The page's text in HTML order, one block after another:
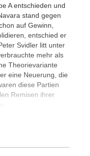
A entschieden und
stand gegen
auf Gewinn,
entschied er
Svidler litt unter
mehr als
Theorievariante
eine Neuerung, die
diese Partien
Remisen ihrer